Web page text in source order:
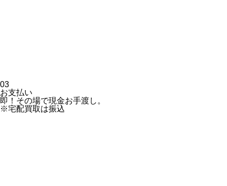
03
お支払い
即！その場で現金お手渡し。
※宅配買取は振込